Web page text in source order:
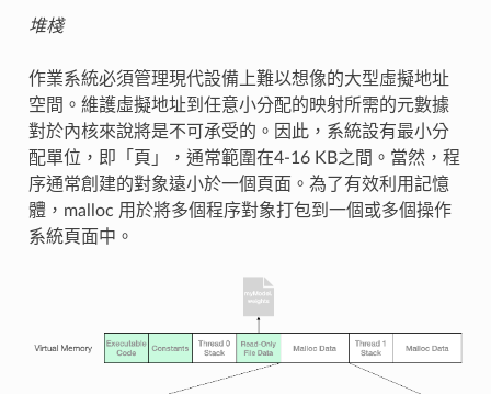
堆棧
作業系統必須管理現代設備上難以想像的大型虛擬地址
空間。維護虛擬地址到任意小分配的映射所需的元數據
對於內核來說將是不可承受的。因此，系統設有最小分
配單位，即「頁」，通常範圍在4-16 KB之間。當然，程
序通常創建的對象遠小於一個頁面。為了有效利用記憶
體，malloc 用於將多個程序對象打包到一個或多個操作
系統頁面中。